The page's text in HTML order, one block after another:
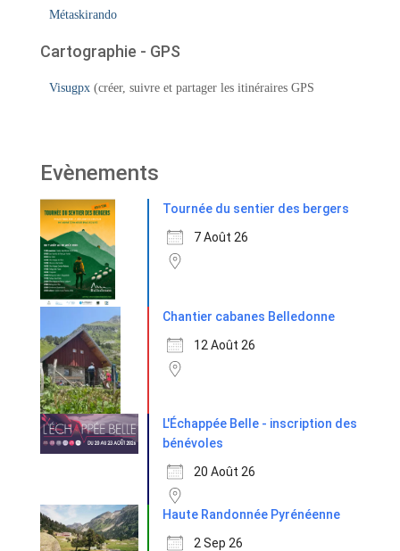
Métaskirando
Cartographie - GPS
Visugpx (créer, suivre et partager les itinéraires GPS
Evènements
Tournée du sentier des bergers
7 Août 26
Chantier cabanes Belledonne
12 Août 26
L'Échappée Belle - inscription des
bénévoles
20 Août 26
Haute Randonnée Pyrénéenne
2 Sep 26